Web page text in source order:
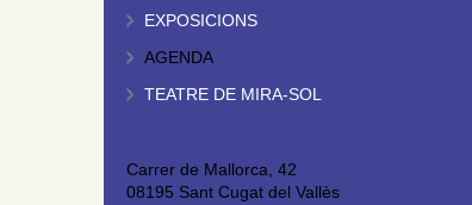
EXPOSICIONS
AGENDA
TEATRE DE MIRA-SOL
Carrer de Mallorca, 42
08195 Sant Cugat del Vallès